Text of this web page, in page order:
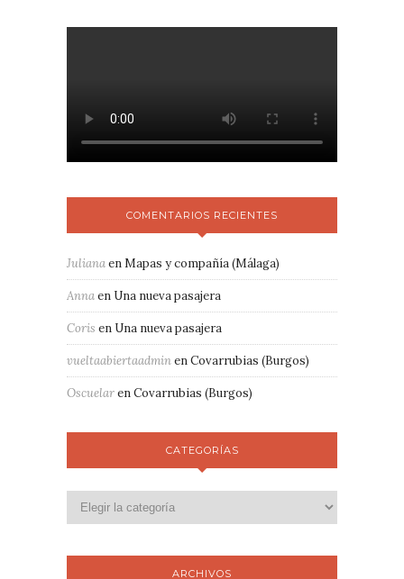
COMENTARIOS RECIENTES
JulianaenMapas y compañía (Málaga)
Annaen Una nueva pasajera
Coris en Una nueva pasajera
vueltaabiertaadminenCovarrubias (Burgos)
OscuelarenCovarrubias (Burgos)
CATEGORÍAS
ARCHIVOS